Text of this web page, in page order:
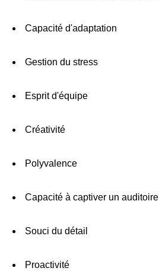
Capacité d'adaptation
Gestion du stress
Esprit d'équipe
Créativité
Polyvalence
Capacité à captiver un auditoire
Souci du détail
Proactivité